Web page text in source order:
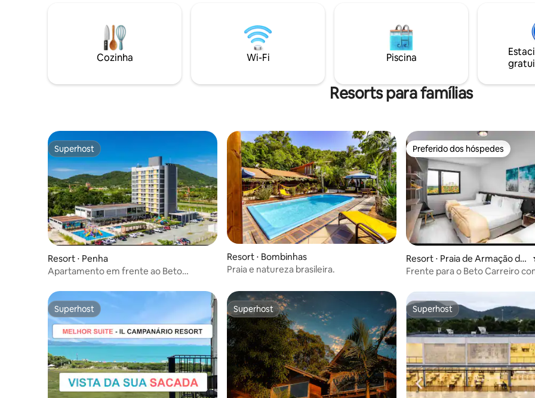
de lazer, SPA, salão de jogos adulto e
infantil. CONHEÇA AS 14 PRAIAS DE
PENHA, BETO CARRERO. ESTAMOS A 30
M DE BALNEARIO 1
Cozinha Wi-Fi Piscina
Resorts para famílias
Superhost
Superhost
Resort ⋅ Penha
Apartamento em frente ao Beto
Resort ⋅ Bombinhas
Praia e natureza brasileira.
Preferido dos hóspedes
Preferido dos hóspedes
Resort ⋅ Praia de Armação do
Itapocorói
Frente para o Beto Carreiro
Superhost
Superhost Superhost
Superhost Superhost
Superhost